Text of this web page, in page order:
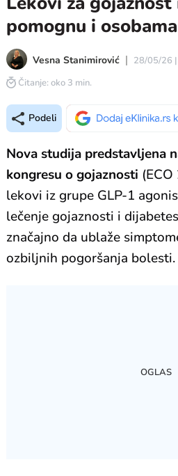
pomognu i
Vesna Stanimirović 28/05/26
Čitanje: oko 3 min.
Podeli
Nova studija predstavljena
kongresu o gojaznosti
lekovi iz grupe GLP-1
lečenje gojaznosti i
značajno da ublaže
ozbiljnih pogoršanja bolesti.